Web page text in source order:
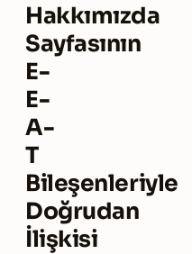
Hakkımızda
Sayfasının
E-
E-
A-
T
Bileşenleriyle
Doğrudan
İlişkisi